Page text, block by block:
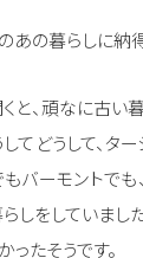
あの暮らしに納
と、頑なに古い
てどうして、タ
もバーモントで
しをしていまし
たそうです。